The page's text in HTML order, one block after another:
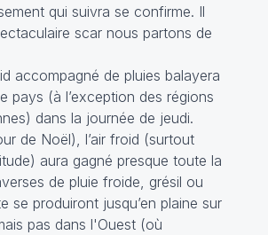
qui suivra se confirme. Il
scar nous partons de
accompagné de pluies balayera
pays (à l’exception des régions
dans la journée de jeudi.
de Noël), l’air froid (surtout
aura gagné presque toute la
de pluie froide, grésil ou
se produiront jusqu’en plaine sur
pas dans l'Ouest (où